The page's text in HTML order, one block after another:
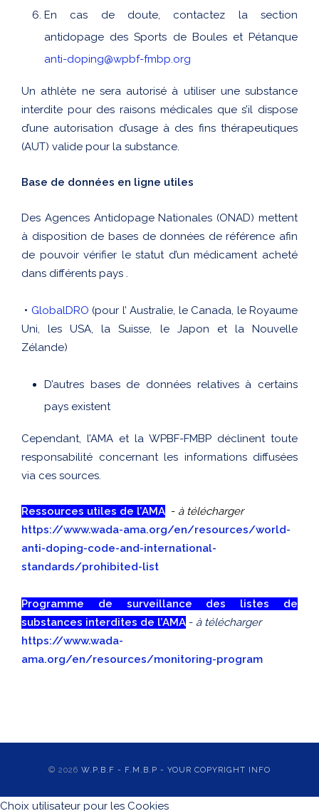
En cas de doute, contactez la section
antidopage des Sports de Boules et Pétanque
anti-doping@wpbf-fmbp.org
Un athlète ne sera autorisé à utiliser une substance
interdite pour des raisons médicales que s’il dispose
d’une autorisation d’usage à des fins thérapeutiques
(AUT) valide pour la substance.
Base de données en ligne utiles
Des Agences Antidopage Nationales (ONAD) mettent
à disposition de bases de données de référence afin
de pouvoir vérifier le statut d’un médicament acheté
dans différents pays .
• GlobalDRO (pour l’ Australie, le Canada, le Royaume
Uni, les USA, la Suisse, le Japon et la Nouvelle
Zélande)
D’autres bases de données relatives à certains
pays existent
Cependant, l’AMA et la WPBF-FMBP déclinent toute
responsabilité concernant les informations diffusées
via ces sources.
Ressources utiles de l’AMA - à télécharger
https://www.wada-ama.org/en/resources/world-
anti-doping-code-and-international-
standards/prohibited-list
Programme de surveillance des listes de
substances interdites de l’AMA - à télécharger
https://www.wada-
ama.org/en/resources/monitoring-program
© 2026 W.P.B.F - F.M.B.P - YOUR COPYRIGHT INFO
Choix utilisateur pour les Cookies